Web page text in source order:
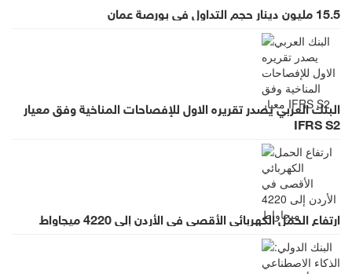
15.5 مليون دينار حجم التداول في بورصة عمان
البنك العربي يصدر تقريره الاول للإفصاحات المناخية وفق معيار
IFRS S2
ارتفاع الحمل الكهربائي الأقصى في الأردن إلى 4220 ميجاواط